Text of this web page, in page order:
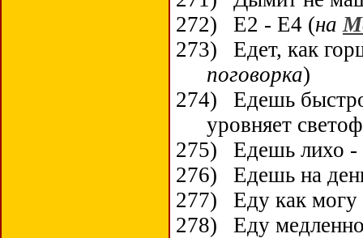
272)
Е2 - Е4 (на
273)
Едет, как
поговорка)
274)
Едешь
уровняет
275)
Едешь лихо -
276)
Едешь на
277)
Еду как могу
278)
Еду